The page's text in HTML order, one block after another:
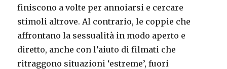
finiscono a volte per annoiarsi e cercare
stimoli altrove. Al contrario, le coppie che
affrontano la sessualità in modo aperto e
diretto, anche con l’aiuto di filmati che
ritraggono situazioni ‘estreme’, fuori